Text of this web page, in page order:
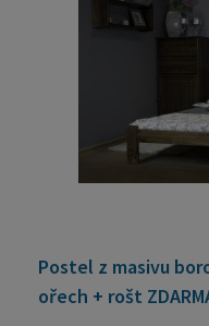
Postel z masivu
ořech + rošt